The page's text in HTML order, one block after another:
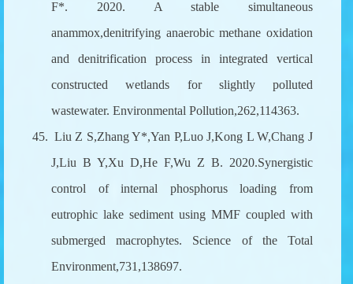
F*. 2020. A stable simultaneous
anammox,denitrifying anaerobic methane oxidation
and denitrification process in integrated vertical
constructed wetlands for slightly polluted
wastewater. Environmental Pollution,262,114363.
45. Liu Z S,Zhang Y*,Yan P,Luo J,Kong L W,Chang J
J,Liu B Y,Xu D,He F,Wu Z B. 2020.Synergistic
control of internal phosphorus loading from
eutrophic lake sediment using MMF coupled with
submerged macrophytes. Science of the Total
Environment,731,138697.